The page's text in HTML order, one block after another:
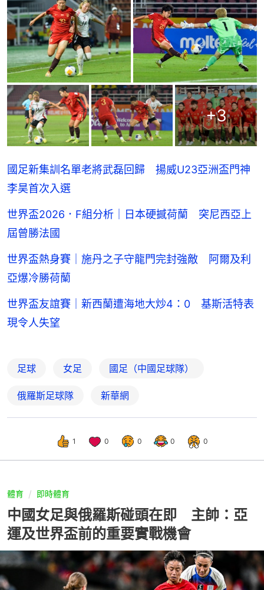
+3
國足新集訓名單老將武磊回歸 揚威U23亞洲盃門神
李昊首次入選
世界盃2026．F組分析｜日本硬撼荷蘭 突尼西亞上
屆曾勝法國
世界盃熱身賽｜施丹之子守龍門完封強敵 阿爾及利
亞爆冷勝荷蘭
世界盃友誼賽｜新西蘭遭海地大炒4：0 基斯活特表
現令人失望
足球 女足 國足（中國足球隊）
俄羅斯足球隊 新華網
1 0 0 0 0
體育 即時體育
中國女足與俄羅斯碰頭在即 主帥：亞
運及世界盃前的重要實戰機會